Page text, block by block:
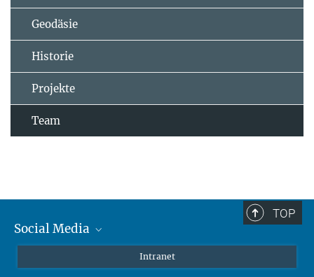
Geodäsie
Historie
Projekte
Team
TOP
Social Media
Intranet